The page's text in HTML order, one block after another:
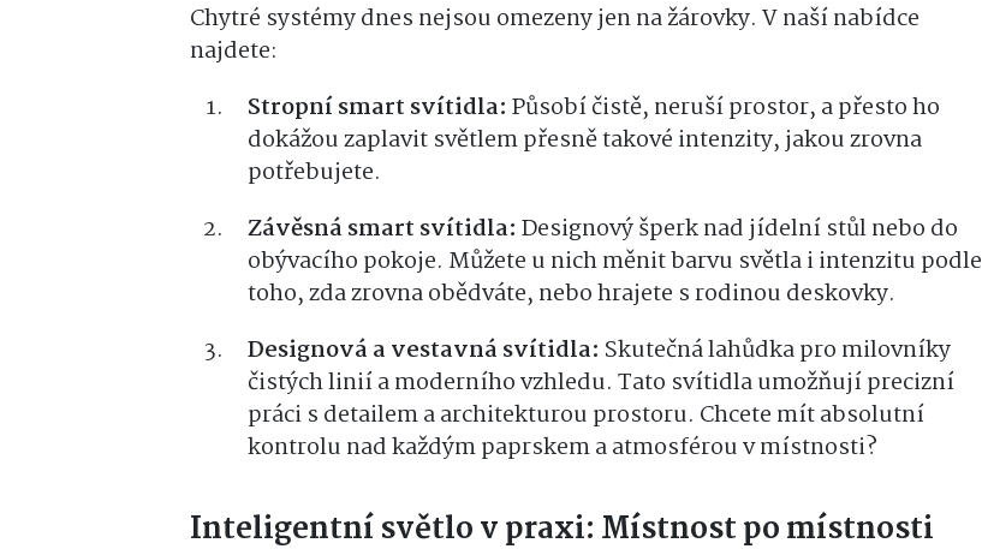
Chytré systémy dnes nejsou omezeny jen na žárovky. V naší nabídce
najdete:
Stropní smart svítidla: Působí čistě, neruší prostor, a přesto ho
dokážou zaplavit světlem přesně takové intenzity, jakou zrovna
potřebujete.
Závěsná smart svítidla: Designový šperk nad jídelní stůl nebo do
obývacího pokoje. Můžete u nich měnit barvu světla i intenzitu podle
toho, zda zrovna obědváte, nebo hrajete s rodinou deskovky.
Designová a vestavná svítidla: Skutečná lahůdka pro milovníky
čistých linií a moderního vzhledu. Tato svítidla umožňují precizní
práci s detailem a architekturou prostoru. Chcete mít absolutní
kontrolu nad každým paprskem a atmosférou v místnosti?
Inteligentní světlo v praxi: Místnost po místnosti